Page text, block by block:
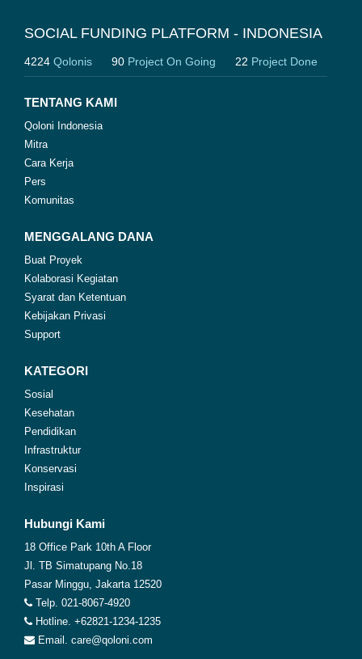
SOCIAL FUNDING PLATFORM - INDONESIA
4224 Qolonis 90 Project On Going 22 Project Done
TENTANG KAMI
Qoloni Indonesia
Mitra
Cara Kerja
Pers
Komunitas
MENGGALANG DANA
Buat Proyek
Kolaborasi Kegiatan
Syarat dan Ketentuan
Kebijakan Privasi
Support
KATEGORI
Sosial
Kesehatan
Pendidikan
Infrastruktur
Konservasi
Inspirasi
Hubungi Kami
18 Office Park 10th A Floor
Jl. TB Simatupang No.18
Pasar Minggu, Jakarta 12520
Telp. 021-8067-4920
Hotline. +62821-1234-1235
Email. care@qoloni.com